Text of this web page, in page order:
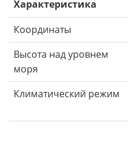
Характеристика
Координаты
Высота над уровнем
моря
Климатический режим